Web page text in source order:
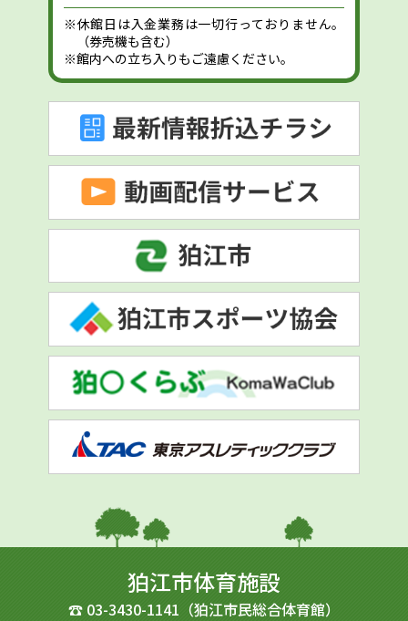
※休館日は入金業務は一切行っておりません。
（券売機も含む）
※館内への立ち入りもご遠慮ください。
狛江市体育施設
☎ 03-3430-1141 （狛江市民総合体育館）